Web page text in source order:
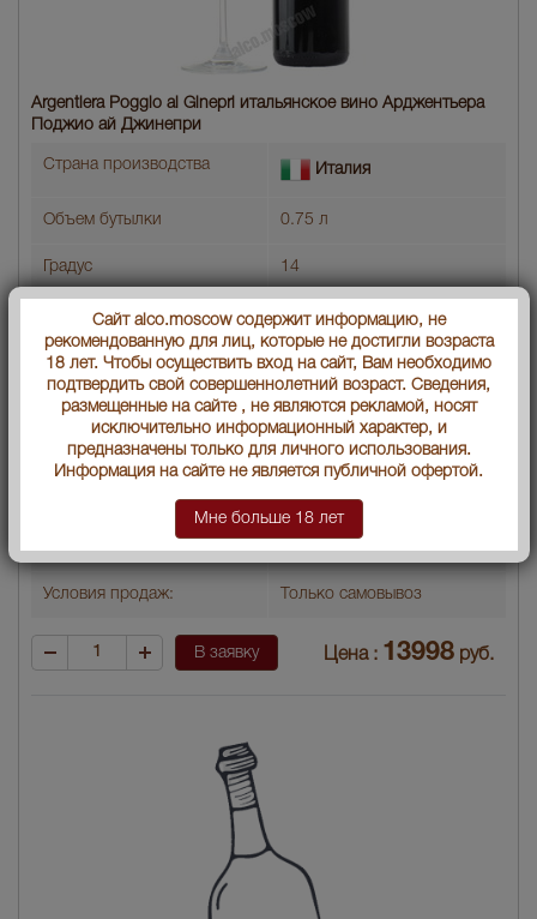
Argentiera Poggio ai Ginepri итальянское вино Арджентьера
Поджио ай Джинепри
Страна производства Италия
Объем бутылки 0.75 л
Градус 14
Регионы Италии Toscana
Классификация DOC
Год производства 2019
Вид вина Красное сухое
16146
Производитель Арджентьера СРЛ
Условия продаж: Только самовывоз
В заявку Цена : 13998 руб.
Сайт alco.moscow содержит информацию, не
рекомендованную для лиц, которые не достигли возраста
18 лет. Чтобы осуществить вход на сайт, Вам необходимо
подтвердить свой совершеннолетний возраст. Сведения,
размещенные на сайте , не являются рекламой, носят
исключительно информационный характер, и
предназначены только для личного использования.
Информация на сайте не является публичной офертой.
Мне больше 18 лет